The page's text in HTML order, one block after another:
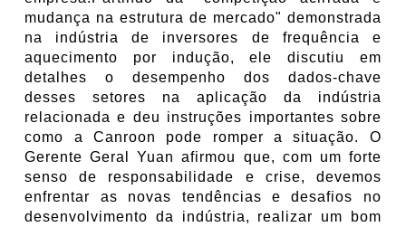
mudança na estrutura de mercado" demonstrada
na indústria de inversores de frequência e
aquecimento por indução, ele discutiu em
detalhes o desempenho dos dados-chave
desses setores na aplicação da indústria
relacionada e deu instruções importantes sobre
como a Canroon pode romper a situação. O
Gerente Geral Yuan afirmou que, com um forte
senso de responsabilidade e crise, devemos
enfrentar as novas tendências e desafios no
desenvolvimento da indústria, realizar um bom